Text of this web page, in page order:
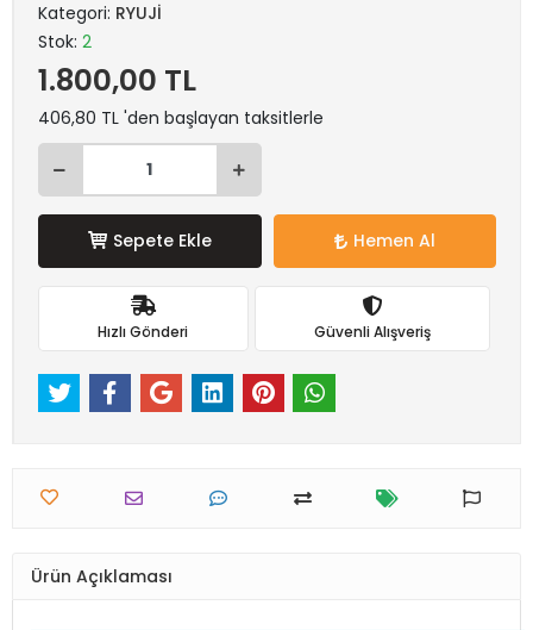
Kategori: RYUJİ
Stok: 2
1.800,00 TL
406,80 TL 'den başlayan taksitlerle
Sepete Ekle Hemen Al
Hızlı Gönderi Güvenli Alışveriş
Ürün Açıklaması